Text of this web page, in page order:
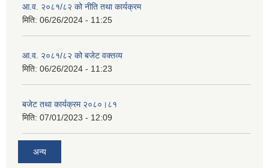
आ.व. २०८१/८२ को नीति तथा कार्यक्रम
मिति: 06/26/2024 - 11:25
आ.व. २०८१/८२ को बजेट वक्तव्य
मिति: 06/26/2024 - 11:23
बजेट तथा कार्यक्रम २०८०।८१
मिति: 07/01/2023 - 12:09
अन्य